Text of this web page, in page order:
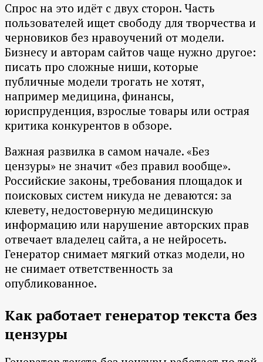
Спрос на это идёт с двух сторон. Часть
пользователей ищет свободу для творчества и
черновиков без нравоучений от модели.
Бизнесу и авторам сайтов чаще нужно другое:
писать про сложные ниши, которые
публичные модели трогать не хотят,
например медицина, финансы,
юриспруденция, взрослые товары или острая
критика конкурентов в обзоре.
Важная развилка в самом начале. «Без
цензуры» не значит «без правил вообще».
Российские законы, требования площадок и
поисковых систем никуда не деваются: за
клевету, недостоверную медицинскую
информацию или нарушение авторских прав
отвечает владелец сайта, а не нейросеть.
Генератор снимает мягкий отказ модели, но
не снимает ответственность за
опубликованное.
Как работает генератор текста без
цензуры